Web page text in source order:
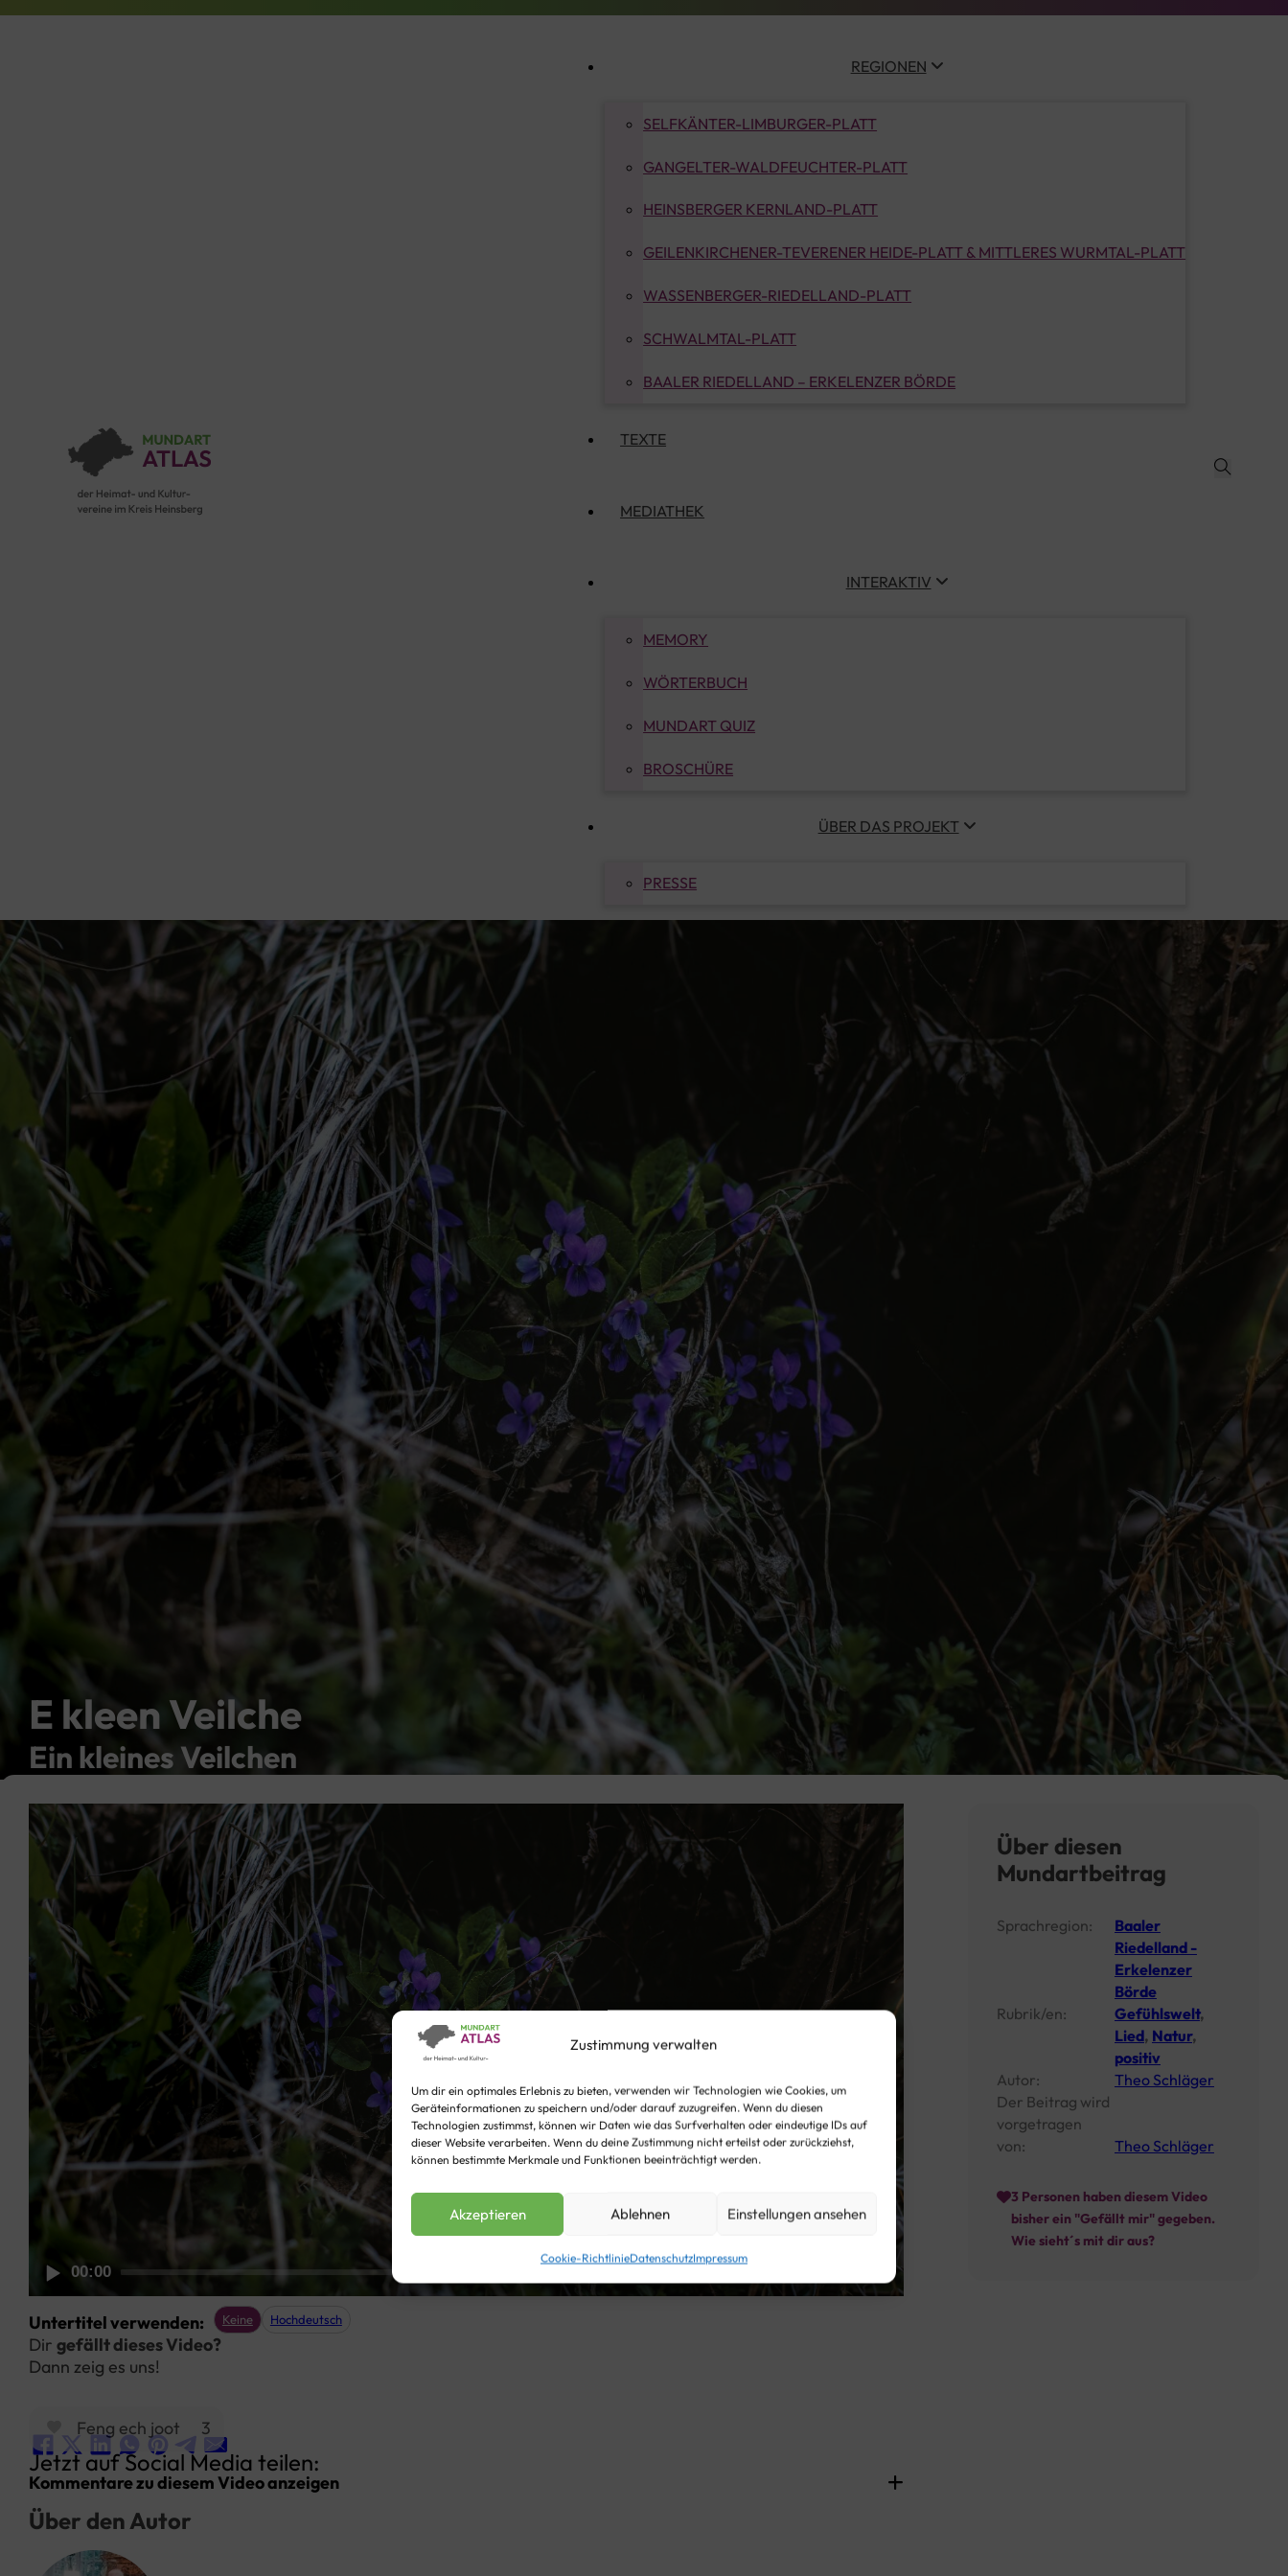
Zustimmung verwalten
Um dir ein optimales Erlebnis zu bieten, verwenden wir Technologien wie Cookies, um
Geräteinformationen zu speichern und/oder darauf zuzugreifen. Wenn du diesen
Technologien zustimmst, können wir Daten wie das Surfverhalten oder eindeutige IDs auf
dieser Website verarbeiten. Wenn du deine Zustimmung nicht erteilst oder zurückziehst,
können bestimmte Merkmale und Funktionen beeinträchtigt werden.
Akzeptieren Ablehnen Einstellungen ansehen
Cookie-RichtlinieDatenschutzImpressum
REGIONEN
SELFKÄNTER-LIMBURGER-PLATT
GANGELTER-WALDFEUCHTER-PLATT
HEINSBERGER KERNLAND-PLATT
GEILENKIRCHENER-TEVERENER HEIDE-PLATT & MITTLERES WURMTAL-PLATT
WASSENBERGER-RIEDELLAND-PLATT
SCHWALMTAL-PLATT
BAALER RIEDELLAND – ERKELENZER BÖRDE
TEXTE
MEDIATHEK
INTERAKTIV
MEMORY
WÖRTERBUCH
MUNDART QUIZ
BROSCHÜRE
ÜBER DAS PROJEKT
PRESSE
E kleen Veilche
Ein kleines Veilchen
Video
Player
00:00
None
Hochdeutsch
Untertitel verwenden: Keine Hochdeutsch
Dir gefällt dieses Video?
Dann zeig es uns!
Feng ech joot 3
Jetzt auf Social Media teilen:
Kommentare zu diesem Video anzeigen
Über den Autor
Über diesen
Mundartbeitrag
Sprachregion:
Baaler
Riedelland -
Erkelenzer
Börde
Rubrik/en:
Gefühlswelt,
Lied, Natur,
positiv
Autor:
Theo Schläger
Der Beitrag wird
vorgetragen
von:
Theo Schläger
3 Personen haben diesem Video
bisher ein "Gefällt mir" gegeben.
Wie sieht´s mit dir aus?